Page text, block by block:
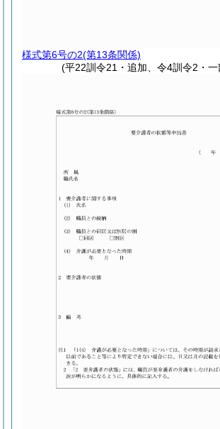
様式第6号の2(第13条関係)
(平22訓令21・追加、令4訓令2・一